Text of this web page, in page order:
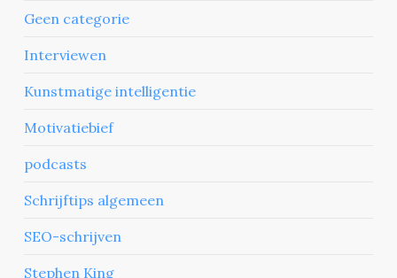
Geen categorie
Interviewen
Kunstmatige intelligentie
Motivatiebief
podcasts
Schrijftips algemeen
SEO-schrijven
Stephen King